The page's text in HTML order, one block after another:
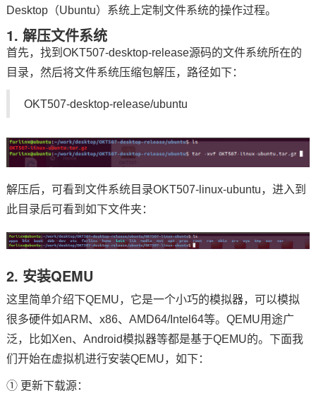
Desktop（Ubuntu）系统上定制文件系统的操作过程。
1. 解压文件系统
首先，找到OKT507-desktop-release源码的文件系统所在的
目录，然后将文件系统压缩包解压，路径如下：
OKT507-desktop-release/ubuntu
解压后，可看到文件系统目录OKT507-linux-ubuntu，进入到
此目录后可看到如下文件夹：
2. 安装QEMU
这里简单介绍下QEMU，它是一个小巧的模拟器，可以模拟
很多硬件如ARM、x86、AMD64/Intel64等。QEMU用途广
泛，比如Xen、Android模拟器等都是基于QEMU的。下面我
们开始在虚拟机进行安装QEMU，如下：
① 更新下载源：